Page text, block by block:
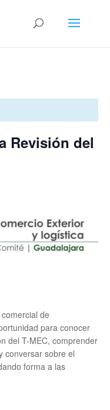
Revisión del
de
para conocer
del T-MEC, comprender
conversar sobre el
forma a las